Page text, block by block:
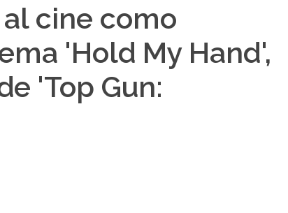
cine como
'Hold My Hand',
'Top Gun: